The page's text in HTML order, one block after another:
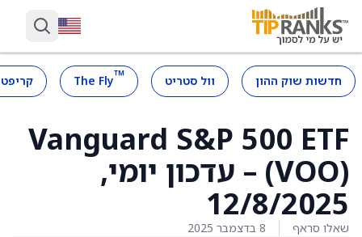
חדשות שוק ההון וול סטריט ™
The Fly
Vanguard S&P 500 ETF
(VOO) – עדכון יומי,
12/8/2025
שאלו סראף 8 בדצמבר 2025